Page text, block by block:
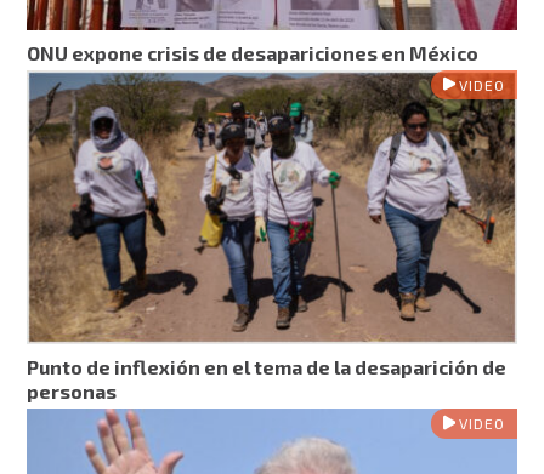
ONU expone crisis de desapariciones en México
VIDEO
Punto de inflexión en el tema de la desaparición de
personas
VIDEO